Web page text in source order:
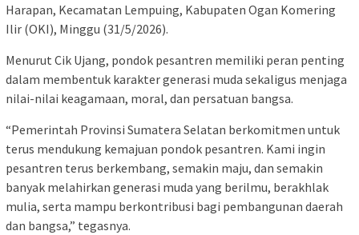
Harapan, Kecamatan Lempuing, Kabupaten Ogan Komering
Ilir (OKI), Minggu (31/5/2026).
Menurut Cik Ujang, pondok pesantren memiliki peran penting
dalam membentuk karakter generasi muda sekaligus menjaga
nilai-nilai keagamaan, moral, dan persatuan bangsa.
“Pemerintah Provinsi Sumatera Selatan berkomitmen untuk
terus mendukung kemajuan pondok pesantren. Kami ingin
pesantren terus berkembang, semakin maju, dan semakin
banyak melahirkan generasi muda yang berilmu, berakhlak
mulia, serta mampu berkontribusi bagi pembangunan daerah
dan bangsa,” tegasnya.